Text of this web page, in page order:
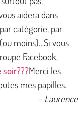
aidera dans
catégorie, par
moins)…Si vous
Facebook,
soir???Merci les
mes papilles.
– Laurence